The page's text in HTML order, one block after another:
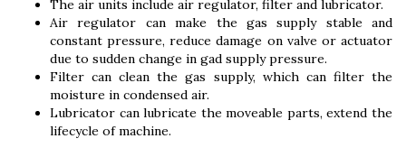
The air units include air regulator, filter and lubricator.
Air regulator can make the gas supply stable and
constant pressure, reduce damage on valve or actuator
due to sudden change in gad supply pressure.
Filter can clean the gas supply, which can filter the
moisture in condensed air.
Lubricator can lubricate the moveable parts, extend the
lifecycle of machine.